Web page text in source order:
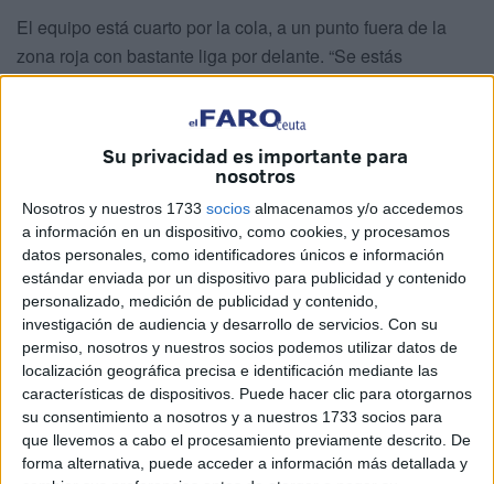
Su privacidad es importante para
nosotros
Nosotros y nuestros 1733 socios almacenamos y/o accedemos
a información en un dispositivo, como cookies, y procesamos
datos personales, como identificadores únicos e información
estándar enviada por un dispositivo para publicidad y contenido
personalizado, medición de publicidad y contenido,
investigación de audiencia y desarrollo de servicios. Con su
permiso, nosotros y nuestros socios podemos utilizar datos de
localización geográfica precisa e identificación mediante las
características de dispositivos. Puede hacer clic para otorgarnos
su consentimiento a nosotros y a nuestros 1733 socios para
que llevemos a cabo el procesamiento previamente descrito. De
forma alternativa, puede acceder a información más detallada y
El equipo está cuarto por la cola, a un punto fuera de la
zona roja con bastante liga por delante. “Se estás
compitiendo bien”, comentó el entrenador. “Teniendo en
cuenta que nos tenemos que hacer fuerte en casa”,
Bilal cuenta la peculiaridad del grupo, sin querer entrar en